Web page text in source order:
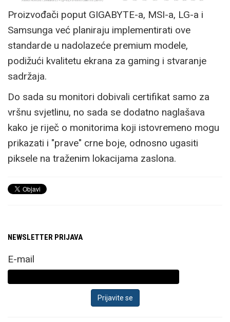
Proizvođači poput GIGABYTE-a, MSI-a, LG-a i
Samsunga već planiraju implementirati ove
standarde u nadolazeće premium modele,
podižući kvalitetu ekrana za gaming i stvaranje
sadržaja.
Do sada su monitori dobivali certifikat samo za
vršnu svjetlinu, no sada se dodatno naglašava
kako je riječ o monitorima koji istovremeno mogu
prikazati i "prave" crne boje, odnosno ugasiti
piksele na traženim lokacijama zaslona.
NEWSLETTER PRIJAVA
E-mail